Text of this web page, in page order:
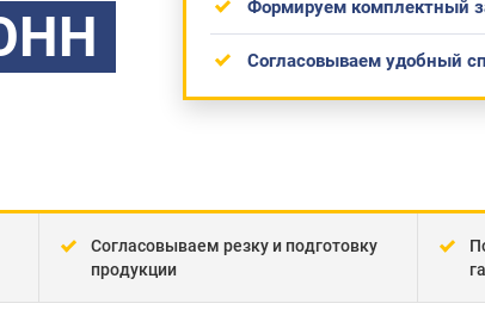
Формируем комплектный
Согласовываем удобный
Согласовываем резку и подготовку
продукции